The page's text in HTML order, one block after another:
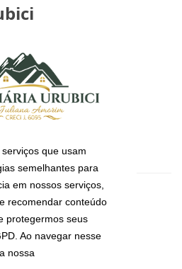
que usam
semelhantes para
em nossos serviços,
recomendar conteúdo
protegermos seus
Ao navegar nesse
nossa
Contato